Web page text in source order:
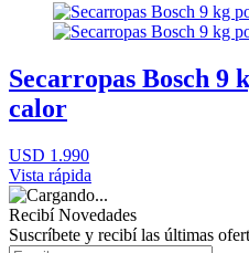
Secarropas Bosch 9
calor
USD 1.990
Vista rápida
Recibí Novedades
Suscríbete y recibí las últimas